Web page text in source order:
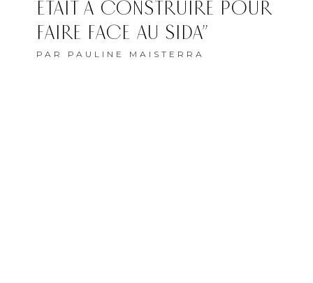
ÉTAIT À CONSTRUIRE POUR
FAIRE FACE AU SIDA”
PAR PAULINE MAISTERRA